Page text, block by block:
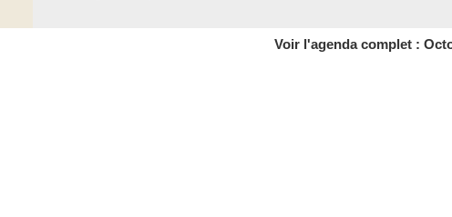
Voir l'agenda complet :